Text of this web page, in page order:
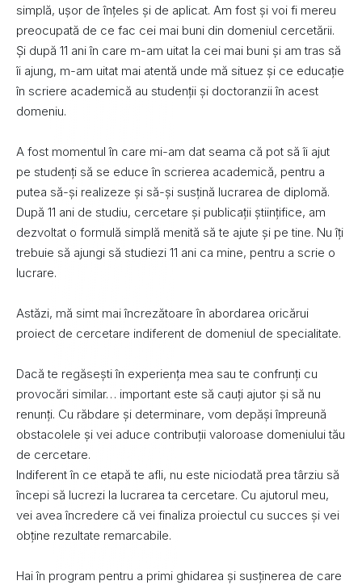
simplă, ușor de înțeles și de aplicat. Am fost și voi fi mereu
preocupată de ce fac cei mai buni din domeniul cercetării.
Și după 11 ani în care m-am uitat la cei mai buni și am tras să
îi ajung, m-am uitat mai atentă unde mă situez și ce educație
în scriere academică au studenții și doctoranzii în acest
domeniu.
A fost momentul în care mi-am dat seama că pot să îi ajut
pe studenți să se educe în scrierea academică, pentru a
putea să-și realizeze și să-și susțină lucrarea de diplomă.
După 11 ani de studiu, cercetare și publicații științifice, am
dezvoltat o formulă simplă menită să te ajute și pe tine. Nu îți
trebuie să ajungi să studiezi 11 ani ca mine, pentru a scrie o
lucrare.
Astăzi, mă simt mai încrezătoare în abordarea oricărui
proiect de cercetare indiferent de domeniul de specialitate.
Dacă te regăsești în experiența mea sau te confrunți cu
provocări similar… important este să cauți ajutor și să nu
renunți. Cu răbdare și determinare, vom depăși împreună
obstacolele și vei aduce contribuții valoroase domeniului tău
de cercetare.
Indiferent în ce etapă te afli, nu este niciodată prea târziu să
începi să lucrezi la lucrarea ta cercetare. Cu ajutorul meu,
vei avea încredere că vei finaliza proiectul cu succes și vei
obține rezultate remarcabile.
Hai în program pentru a primi ghidarea și susținerea de care